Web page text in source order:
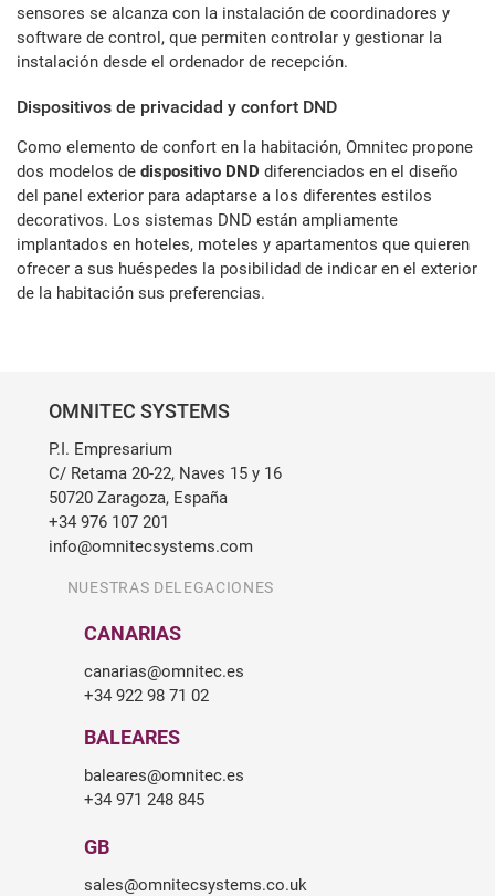
sensores se alcanza con la instalación de coordinadores y
software de control, que permiten controlar y gestionar la
instalación desde el ordenador de recepción.
Dispositivos de privacidad y confort DND
Como elemento de confort en la habitación, Omnitec propone
dos modelos de dispositivo DND diferenciados en el diseño
del panel exterior para adaptarse a los diferentes estilos
decorativos. Los sistemas DND están ampliamente
implantados en hoteles, moteles y apartamentos que quieren
ofrecer a sus huéspedes la posibilidad de indicar en el exterior
de la habitación sus preferencias.
OMNITEC SYSTEMS
P.I. Empresarium
C/ Retama 20-22, Naves 15 y 16
50720 Zaragoza, España
+34 976 107 201
info@omnitecsystems.com
NUESTRAS DELEGACIONES
CANARIAS
canarias@omnitec.es
+34 922 98 71 02
BALEARES
baleares@omnitec.es
+34 971 248 845
GB
sales@omnitecsystems.co.uk